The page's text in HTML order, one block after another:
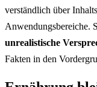
verständlich über
Anwendungsbereiche.
unrealistische
Fakten in den